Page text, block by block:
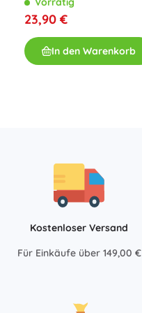
23,90 €
In den Warenkorb
Kostenloser Versand
Für Einkäufe über 149,00 €